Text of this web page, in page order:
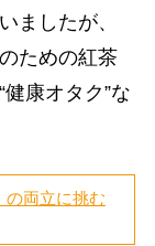
ましたが、
ための紅茶
康オタク”な
の両立に挑む